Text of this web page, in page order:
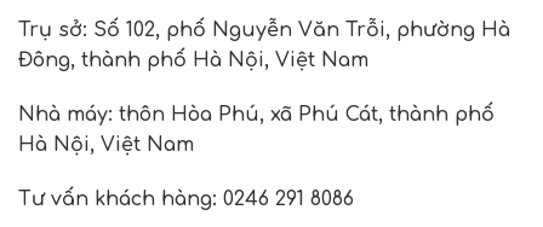
Trụ sở: Số 102, phố Nguyễn Văn Trỗi, phường Hà
Đông, thành phố Hà Nội, Việt Nam
Nhà máy: thôn Hòa Phú, xã Phú Cát, thành phố
Hà Nội, Việt Nam
Tư vấn khách hàng: 0246 291 8086